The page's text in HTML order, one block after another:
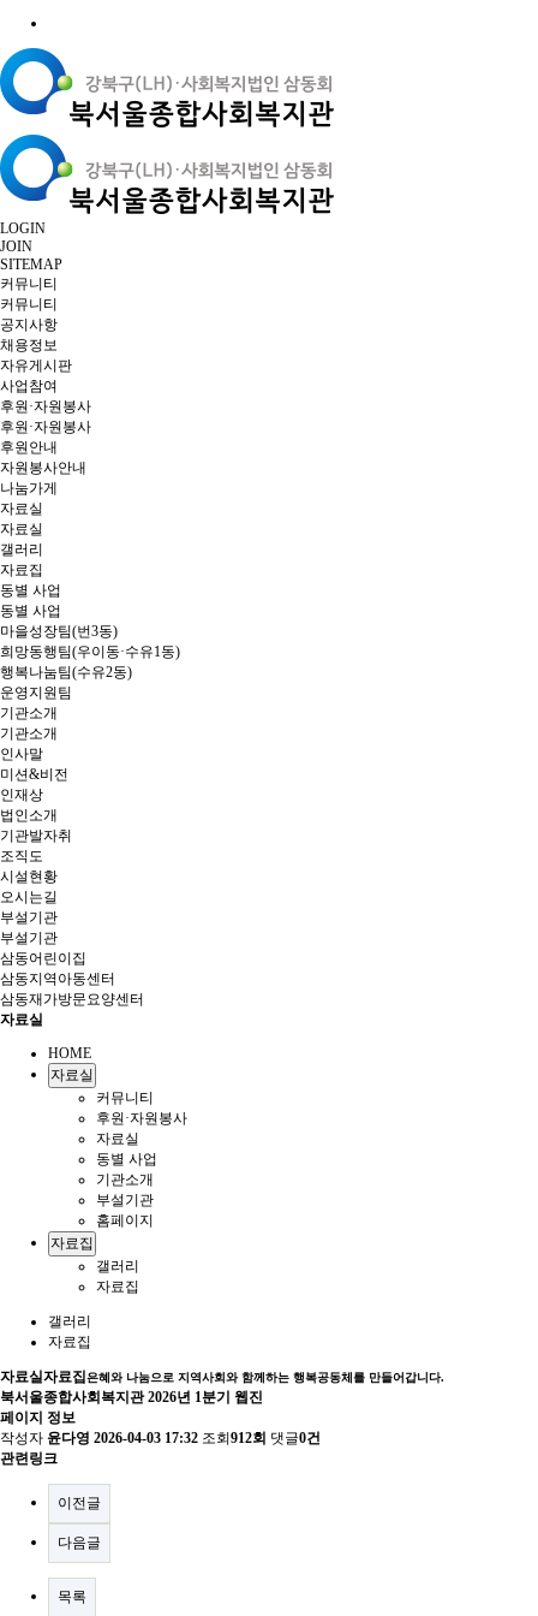
LOGIN
JOIN
SITEMAP
커뮤니티
커뮤니티
공지사항
채용정보
자유게시판
사업참여
후원·자원봉사
후원·자원봉사
후원안내
자원봉사안내
나눔가게
자료실
자료실
갤러리
자료집
동별 사업
동별 사업
마을성장팀(번3동)
희망동행팀(우이동·수유1동)
행복나눔팀(수유2동)
운영지원팀
기관소개
기관소개
인사말
미션&비전
인재상
법인소개
기관발자취
조직도
시설현황
오시는길
부설기관
부설기관
삼동어린이집
삼동지역아동센터
삼동재가방문요양센터
자료실
HOME
자료실
커뮤니티
후원·자원봉사
자료실
동별 사업
기관소개
부설기관
홈페이지
자료집
갤러리
자료집
갤러리
자료집
자료실자료집은혜와 나눔으로 지역사회와 함께하는 행복공동체를 만들어갑니다.
북서울종합사회복지관 2026년 1분기 웹진
페이지 정보
작성자 윤다영 2026-04-03 17:32 조회 912회 댓글0건
관련링크
이전글
다음글
목록